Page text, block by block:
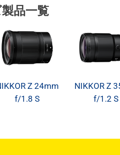
品一覧
Z 24mm
f/1.8 S
NIKKOR Z
f/1.2 S